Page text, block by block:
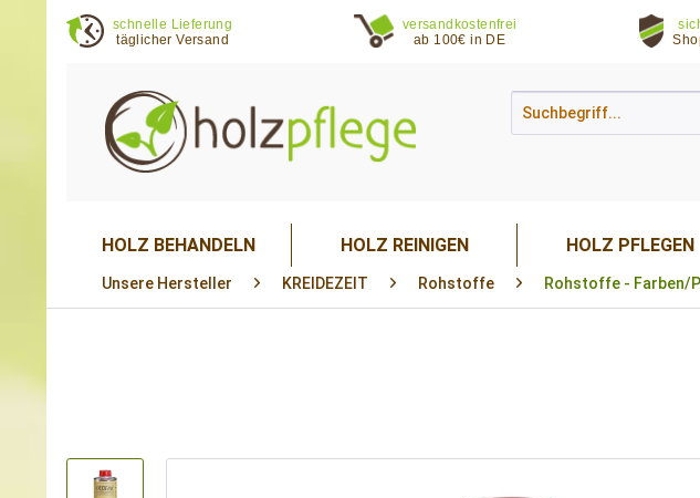
schnelle Lieferung
täglicher Versand
versandkostenfrei
ab 100€ in DE
HOLZ BEHANDELN HOLZ REINIGEN HOLZ PFLEGEN
Unsere Hersteller KREIDEZEIT Rohstoffe Rohstoffe - Farben/